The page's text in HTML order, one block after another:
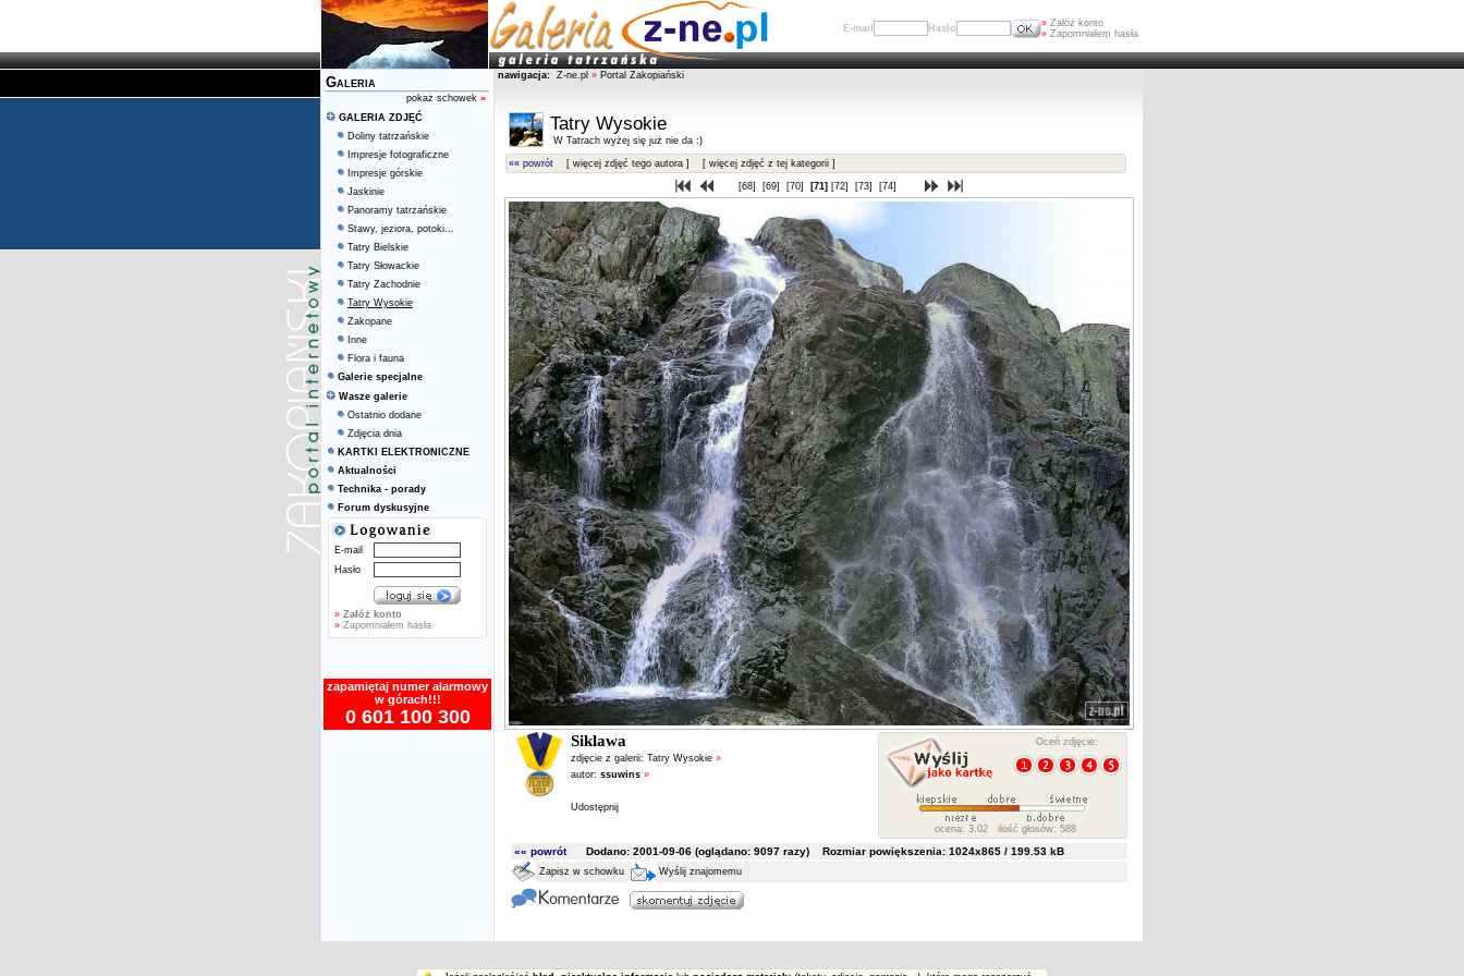
E-mail Hasło » Załóż konto
» Zapomniałem hasła
Galeria
pokaż schowek »
GALERIA ZDJĘĆ
Doliny tatrzańskie
Impresje fotograficzne
Impresje górskie
Jaskinie
Panoramy tatrzańskie
Stawy, jeziora, potoki...
Tatry Bielskie
Tatry Słowackie
Tatry Zachodnie
Tatry Wysokie
Zakopane
Inne
Flora i fauna
Galerie specjalne
Wasze galerie
Ostatnio dodane
Zdjęcia dnia
KARTKI ELEKTRONICZNE
Aktualności
Technika - porady
Forum dyskusyjne
E-mail
Hasło
» Załóż konto
» Zapomniałem hasła
zapamiętaj numer alarmowy
w górach!!!
0 601 100 300
nawigacja: Z-ne.pl » Portal Zakopiański
Tatry Wysokie
W Tatrach wyżej się już nie da :)
«« powrót [ więcej zdjęć tego autora ] [ więcej zdjęć z tej kategorii ]
[68] [69] [70] [71] [72] [73] [74]
Siklawa
zdjęcie z galerii: Tatry Wysokie »
autor: ssuwins »
Udostępnij
Oceń zdjęcie:
ocena: 3.02 ilość głosów: 588
«« powrótDodano: 2001-09-06 (oglądano: 9097razy) Rozmiar powiększenia: 1024x865 / 199.53 kB
Zapisz w schowku Wyślij znajomemu